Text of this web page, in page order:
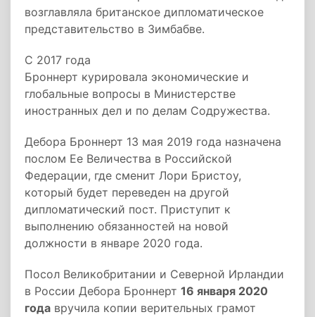
возглавляла британское дипломатическое
представительство в Зимбабве.
С 2017 года
Броннерт курировала экономические и
глобальные вопросы в Министерстве
иностранных дел и по делам Содружества.
Дебора Броннерт 13 мая 2019 года назначена
послом Ее Величества в Российской
Федерации, где сменит Лори Бристоу,
который будет переведен на другой
дипломатический пост. Приступит к
выполнению обязанностей на новой
должности в январе 2020 года.
Посол Великобритании и Северной Ирландии
в России Дебора Броннерт 16 января 2020
года вручила копии верительных грамот